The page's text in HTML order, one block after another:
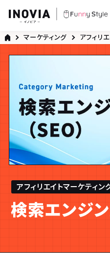
マーケティング アフィリ
アフィリエイトマーケティン
検索エンジン